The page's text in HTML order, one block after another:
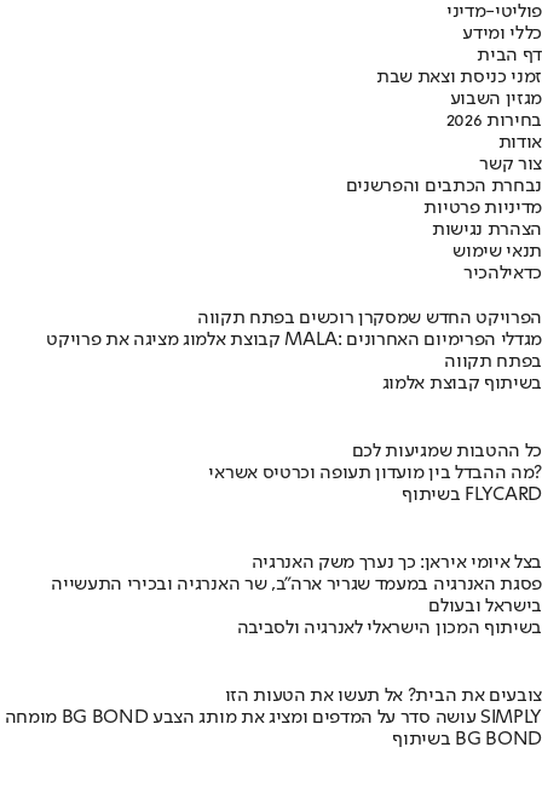
פוליטי-מדיני
כללי ומידע
דף הבית
זמני כניסת וצאת שבת
מגזין השבוע
בחירות 2026
אודות
צור קשר
נבחרת הכתבים והפרשנים
מדיניות פרטיות
הצהרת נגישות
תנאי שימוש
כדאילהכיר
הפרויקט החדש שמסקרן רוכשים בפתח תקווה
קבוצת אלמוג מציגה את פרויקט MALA: מגדלי הפרימיום האחרונים
בפתח תקווה
בשיתוף קבוצת אלמוג
כל ההטבות שמגיעות לכם
מה ההבדל בין מועדון תעופה וכרטיס אשראי?
בשיתוף FLYCARD
בצל איומי איראן: כך נערך משק האנרגיה
פסגת האנרגיה במעמד שגריר ארה"ב, שר האנרגיה ובכירי התעשייה
בישראל ובעולם
בשיתוף המכון הישראלי לאנרגיה ולסביבה
צובעים את הבית? אל תעשו את הטעות הזו
מומחה BG BOND עושה סדר על המדפים ומציג את מותג הצבע SIMPLY
בשיתוף BG BOND